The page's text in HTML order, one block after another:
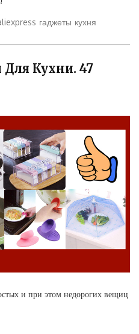
гаджеты кухня
Кухни. 47
и при этом недорогих вещиц